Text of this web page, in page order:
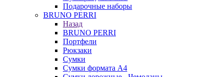
Подарочные наборы
BRUNO PERRI
Назад
BRUNO PERRI
Портфели
Рюкзаки
Сумки
Сумки формата А4